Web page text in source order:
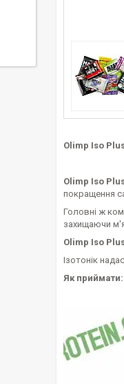
Olimp Iso
Olimp Iso
покращення
Головні ж
захищаючи
Olimp Iso
Ізотонік
Як приймати: